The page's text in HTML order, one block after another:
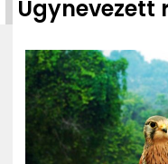
Úgynevezett